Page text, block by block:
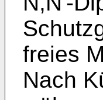
freies
Nach